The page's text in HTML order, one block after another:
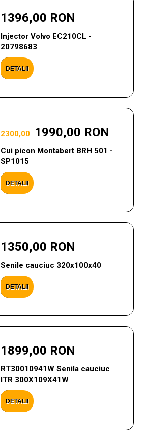
1396,00 RON
Injector Volvo EC210CL -
20798683
DETALII
2300,00 1990,00 RON
Cui picon Montabert BRH 501 -
SP1015
DETALII
1350,00 RON
Senile cauciuc 320x100x40
DETALII
1899,00 RON
RT30010941W Senila cauciuc
ITR 300X109X41W
DETALII